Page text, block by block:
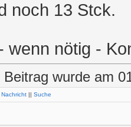
noch 13 Stck.
wenn nötig -
Beitrag wurde am
|| Suche